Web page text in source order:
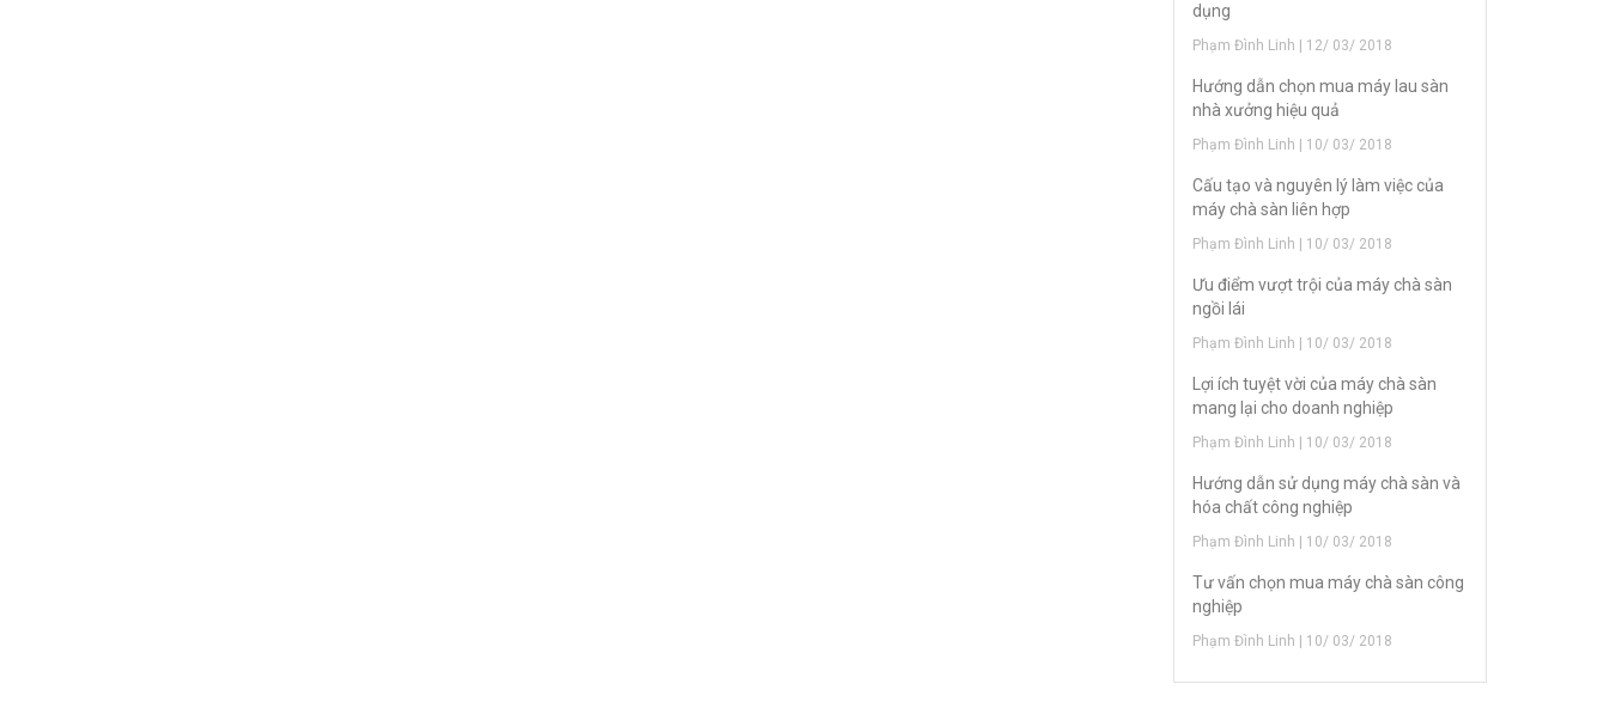
dụng
Phạm Đình Linh | 12/ 03/ 2018
Hướng dẫn chọn mua máy lau sàn
nhà xưởng hiệu quả
Phạm Đình Linh | 10/ 03/ 2018
Cấu tạo và nguyên lý làm việc của
máy chà sàn liên hợp
Phạm Đình Linh | 10/ 03/ 2018
Ưu điểm vượt trội của máy chà sàn
ngồi lái
Phạm Đình Linh | 10/ 03/ 2018
Lợi ích tuyệt vời của máy chà sàn
mang lại cho doanh nghiệp
Phạm Đình Linh | 10/ 03/ 2018
Hướng dẫn sử dụng máy chà sàn và
hóa chất công nghiệp
Phạm Đình Linh | 10/ 03/ 2018
Tư vấn chọn mua máy chà sàn công
nghiệp
Phạm Đình Linh | 10/ 03/ 2018